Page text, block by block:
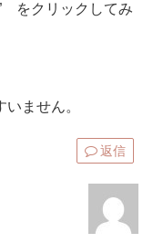
をクリックしてみ
ません。
返信